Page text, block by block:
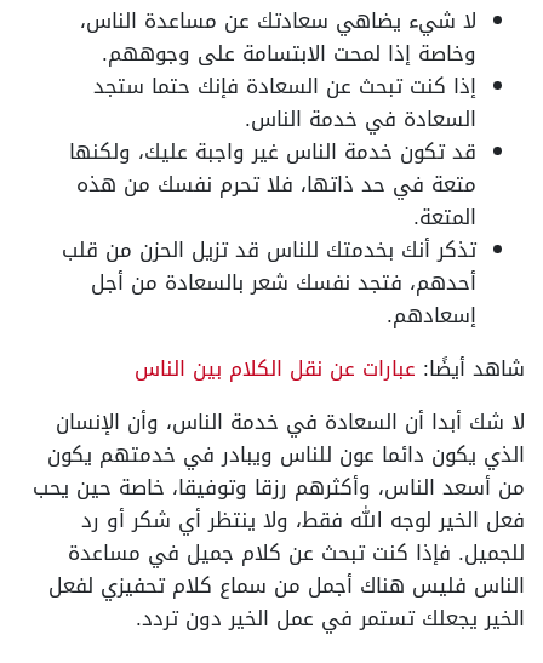
لا شيء يضاهي سعادتك عن مساعدة الناس،
وخاصة إذا لمحت الابتسامة على وجوههم.
إذا كنت تبحث عن السعادة فإنك حتما ستجد
السعادة في خدمة الناس.
قد تكون خدمة الناس غير واجبة عليك، ولكنها
متعة في حد ذاتها، فلا تحرم نفسك من هذه
المتعة.
تذكر أنك بخدمتك للناس قد تزيل الحزن من قلب
أحدهم، فتجد نفسك شعر بالسعادة من أجل
إسعادهم.
شاهد أيضًا: عبارات عن نقل الكلام بين الناس
لا شك أبدا أن السعادة في خدمة الناس، وأن الإنسان
الذي يكون دائما عون للناس ويبادر في خدمتهم يكون
من أسعد الناس، وأكثرهم رزقا وتوفيقا، خاصة حين يحب
فعل الخير لوجه الله فقط، ولا ينتظر أي شكر أو رد
للجميل. فإذا كنت تبحث عن كلام جميل في مساعدة
الناس فليس هناك أجمل من سماع كلام تحفيزي لفعل
الخير يجعلك تستمر في عمل الخير دون تردد.